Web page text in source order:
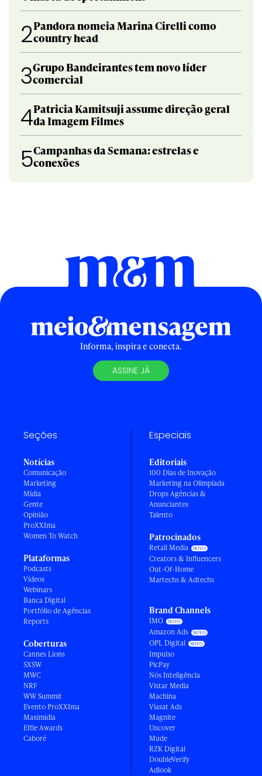
2Pandora nomeia Marina Cirelli como
country head
3Grupo Bandeirantes tem novo líder
comercial
4Patricia Kamitsuji assume direção geral
da Imagem Filmes
5Campanhas da Semana: estrelas e
conexões
Informa, inspira e conecta.
ASSINE JÁ
Seções
Notícias
Comunicação
Marketing
Mídia
Gente
Opinião
ProXXIma
Women To Watch
Plataformas
Podcasts
Vídeos
Webinars
Banca Digital
Portfólio de Agências
Reports
Coberturas
Cannes Lions
SXSW
MWC
NRF
WW Summit
Evento ProXXIma
Maximídia
Effie Awards
Caboré
Especiais
Editoriais
100 Dias de Inovação
Marketing na Olimpíada
Drops Agências &
Anunciantes
Talento
Patrocinados
Retail Media
Creators & Influencers
Out-Of-Home
Martechs & Adtechs
Brand Channels
IMO
Amazon Ads
OPL Digital
Impulso
PicPay
Nós Inteligência
Vistar Media
Machina
Viasat Ads
Magnite
Uncover
Mude
RZK Digital
DoubleVerify
Adlook